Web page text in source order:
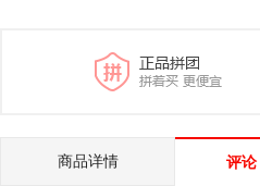
商品详情 评论